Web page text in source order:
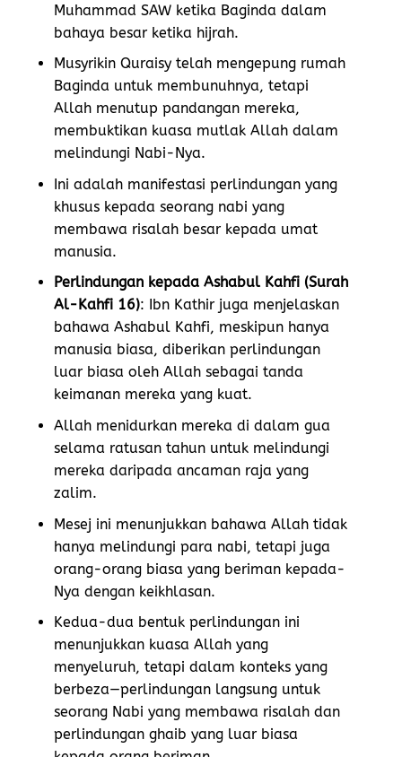
Muhammad SAW ketika Baginda dalam
bahaya besar ketika hijrah.
Musyrikin Quraisy telah mengepung rumah
Baginda untuk membunuhnya, tetapi
Allah menutup pandangan mereka,
membuktikan kuasa mutlak Allah dalam
melindungi Nabi-Nya.
Ini adalah manifestasi perlindungan yang
khusus kepada seorang nabi yang
membawa risalah besar kepada umat
manusia.
Perlindungan kepada Ashabul Kahfi (Surah
Al-Kahfi 16): Ibn Kathir juga menjelaskan
bahawa Ashabul Kahfi, meskipun hanya
manusia biasa, diberikan perlindungan
luar biasa oleh Allah sebagai tanda
keimanan mereka yang kuat.
Allah menidurkan mereka di dalam gua
selama ratusan tahun untuk melindungi
mereka daripada ancaman raja yang
zalim.
Mesej ini menunjukkan bahawa Allah tidak
hanya melindungi para nabi, tetapi juga
orang-orang biasa yang beriman kepada-
Nya dengan keikhlasan.
Kedua-dua bentuk perlindungan ini
menunjukkan kuasa Allah yang
menyeluruh, tetapi dalam konteks yang
berbeza—perlindungan langsung untuk
seorang Nabi yang membawa risalah dan
perlindungan ghaib yang luar biasa